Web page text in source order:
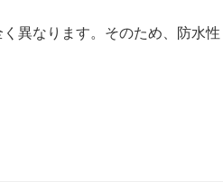
異なります。そのため、防水性